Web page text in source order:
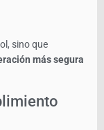
sino que
más segura